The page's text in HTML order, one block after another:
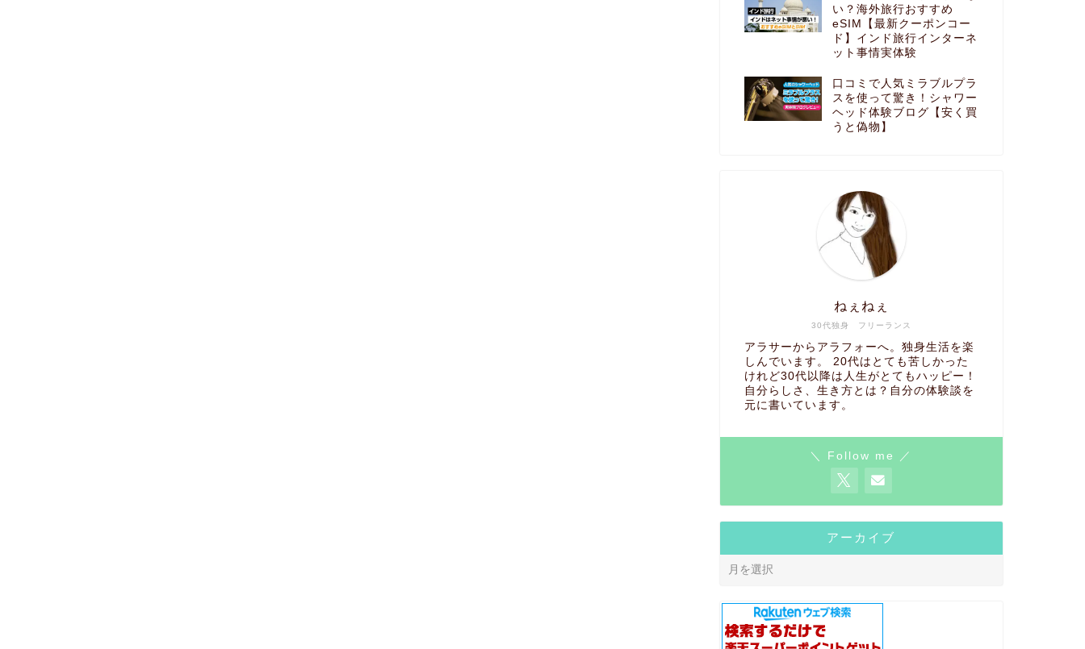
い？海外旅行おすすめ
eSIM【最新クーポンコー
ド】インド旅行インターネ
ット事情実体験
口コミで人気ミラブルプラ
スを使って驚き！シャワー
ヘッド体験ブログ【安く買
うと偽物】
30代独身 フリーランス
ねぇねぇ
アラサーからアラフォーへ。独身生活を楽
しんでいます。 20代はとても苦しかった
けれど30代以降は人生がとてもハッピー！
自分らしさ、生き方とは？自分の体験談を
元に書いています。
＼ Follow me ／
アーカイブ